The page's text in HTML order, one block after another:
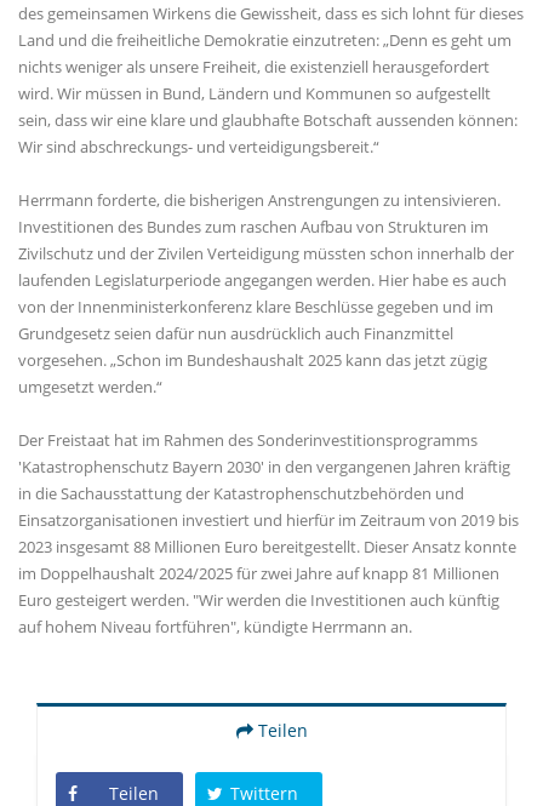
des gemeinsamen Wirkens die Gewissheit, dass es sich lohnt für dieses
Land und die freiheitliche Demokratie einzutreten: „Denn es geht um
nichts weniger als unsere Freiheit, die existenziell herausgefordert
wird. Wir müssen in Bund, Ländern und Kommunen so aufgestellt
sein, dass wir eine klare und glaubhafte Botschaft aussenden können:
Wir sind abschreckungs- und verteidigungsbereit.“
Herrmann forderte, die bisherigen Anstrengungen zu intensivieren.
Investitionen des Bundes zum raschen Aufbau von Strukturen im
Zivilschutz und der Zivilen Verteidigung müssten schon innerhalb der
laufenden Legislaturperiode angegangen werden. Hier habe es auch
von der Innenministerkonferenz klare Beschlüsse gegeben und im
Grundgesetz seien dafür nun ausdrücklich auch Finanzmittel
vorgesehen. „Schon im Bundeshaushalt 2025 kann das jetzt zügig
umgesetzt werden.“
Der Freistaat hat im Rahmen des Sonderinvestitionsprogramms
'Katastrophenschutz Bayern 2030' in den vergangenen Jahren kräftig
in die Sachausstattung der Katastrophenschutzbehörden und
Einsatzorganisationen investiert und hierfür im Zeitraum von 2019 bis
2023 insgesamt 88 Millionen Euro bereitgestellt. Dieser Ansatz konnte
im Doppelhaushalt 2024/2025 für zwei Jahre auf knapp 81 Millionen
Euro gesteigert werden. "Wir werden die Investitionen auch künftig
auf hohem Niveau fortführen", kündigte Herrmann an.
Teilen
Teilen Twittern